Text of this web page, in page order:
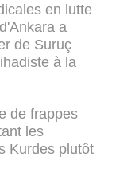
en lutte
a
de Suruç
à la
de frappes
les
Kurdes plutôt